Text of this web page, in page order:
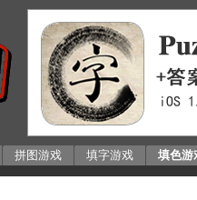
拼图游戏 填字游戏 填色游